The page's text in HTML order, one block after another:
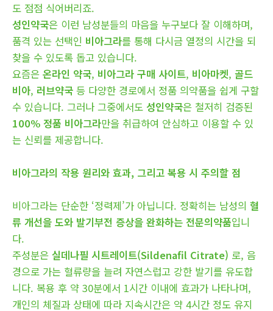
도 점점 식어버리죠.
성인약국은 이런 남성분들의 마음을 누구보다 잘 이해하며,
품격 있는 선택인 비아그라를 통해 다시금 열정의 시간을 되
찾을 수 있도록 돕고 있습니다.
요즘은 온라인 약국, 비아그라 구매 사이트, 비아마켓, 골드
비아, 러브약국 등 다양한 경로에서 정품 의약품을 쉽게 구할
수 있습니다. 그러나 그중에서도 성인약국은 철저히 검증된
100% 정품 비아그라만을 취급하여 안심하고 이용할 수 있
는 신뢰를 제공합니다.
비아그라의 작용 원리와 효과, 그리고 복용 시 주의할 점
비아그라는 단순한 ‘정력제’가 아닙니다. 정확히는 남성의 혈
류 개선을 도와 발기부전 증상을 완화하는 전문의약품입니
다.
주성분은 실데나필 시트레이트(Sildenafil Citrate) 로, 음
경으로 가는 혈류량을 늘려 자연스럽고 강한 발기를 유도합
니다. 복용 후 약 30분에서 1시간 이내에 효과가 나타나며,
개인의 체질과 상태에 따라 지속시간은 약 4시간 정도 유지